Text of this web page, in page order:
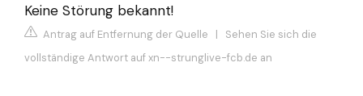
Keine Störung bekannt!
Antrag auf Entfernung der Quelle | Sehen Sie sich die
vollständige Antwort auf xn--strunglive-fcb.de an